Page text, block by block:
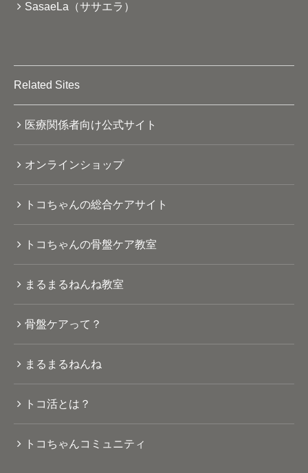
SasaeLa（ササエラ）
Related Sites
医療関係者向け公式サイト
オンラインショップ
トコちゃんの総合ケアサイト
トコちゃんの骨盤ケア教室
まるまるねんね教室
骨盤ケアって？
まるまるねんね
トコ活とは？
トコちゃんコミュニティ